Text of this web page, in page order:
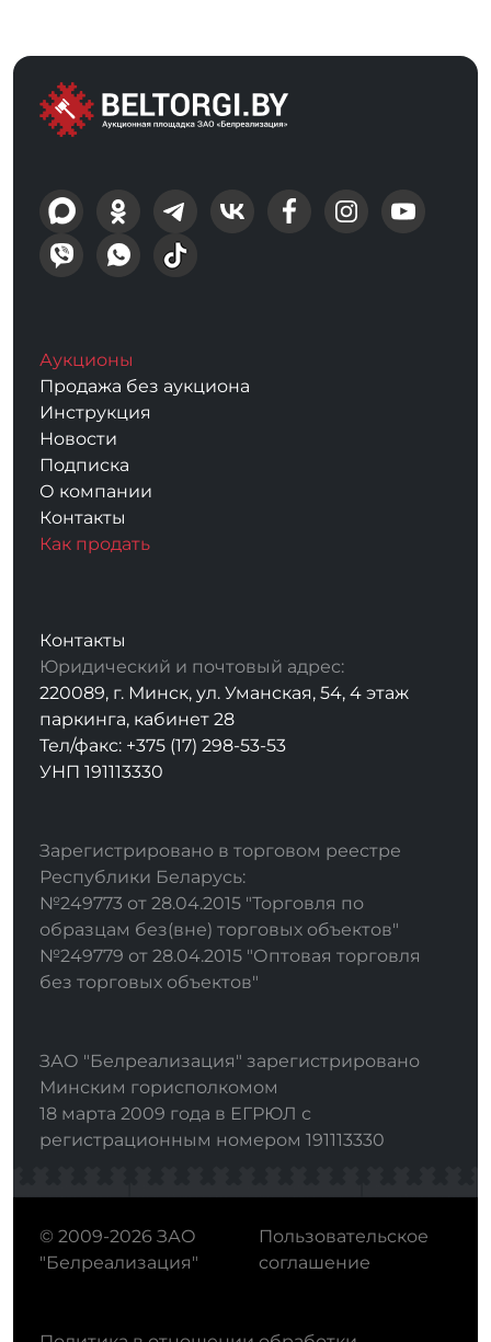
Аукционы
Продажа без аукциона
Инструкция
Новости
Подписка
О компании
Контакты
Как продать
Контакты
Юридический и почтовый адрес:
220089, г. Минск, ул. Уманская, 54, 4 этаж
паркинга, кабинет 28
Тел/факс: +375 (17) 298-53-53
УНП 191113330
Зарегистрировано в торговом реестре
Республики Беларусь:
№249773 от 28.04.2015 "Торговля по
образцам без(вне) торговых объектов"
№249779 от 28.04.2015 "Оптовая торговля
без торговых объектов"
ЗАО "Белреализация" зарегистрировано
Минским горисполкомом
18 марта 2009 года в ЕГРЮЛ с
регистрационным номером 191113330
© 2009-2026 ЗАО
"Белреализация"
Пользовательское
соглашение